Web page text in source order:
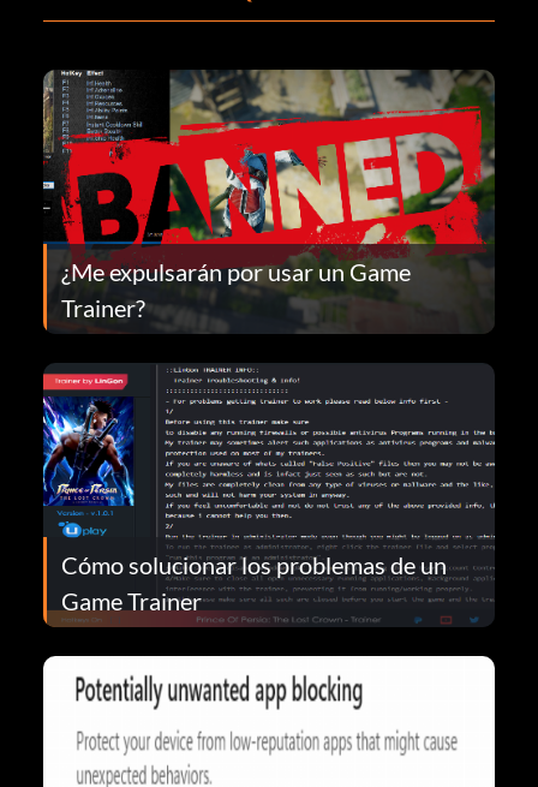
¿Me expulsarán por usar un Game
Trainer?
Cómo solucionar los problemas de un
Game Trainer